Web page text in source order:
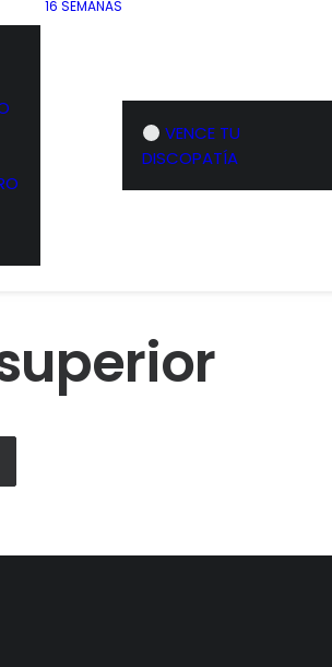
16 SEMANAS
VENCE TU
DISCOPATÍA